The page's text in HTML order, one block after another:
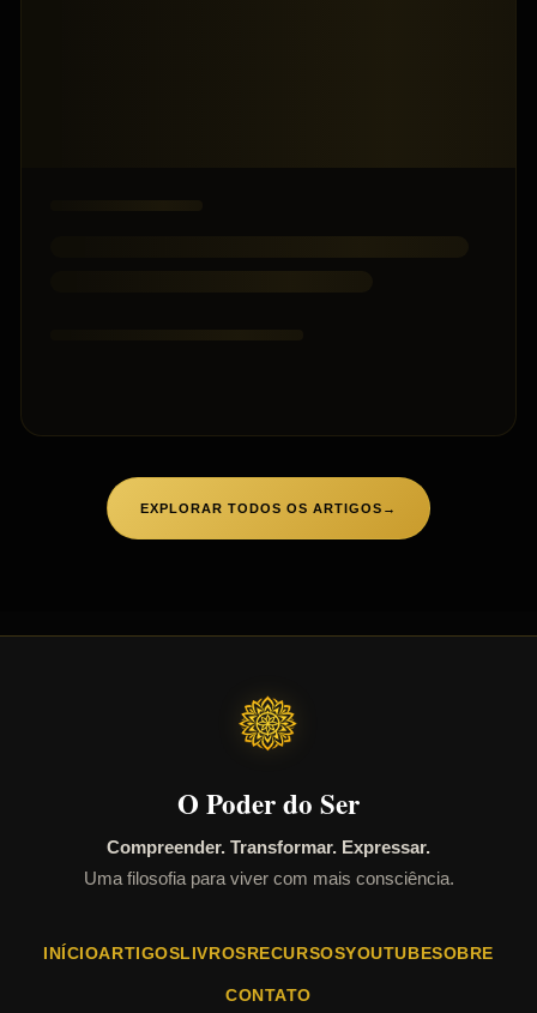
EXPLORAR TODOS OS ARTIGOS →
O Poder do Ser
Compreender. Transformar. Expressar.
Uma filosofia para viver com mais consciência.
INÍCIOARTIGOSLIVROSRECURSOSYOUTUBESOBRE
CONTATO